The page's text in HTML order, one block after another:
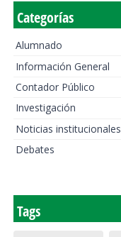
Categorías
Alumnado
Información General
Contador Público
Investigación
Noticias institucionales
Debates
Tags